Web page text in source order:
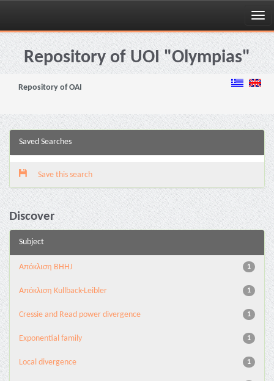
Skip
navigationRepository of UOI "Olympias"
Repository of OAI
Saved Searches
Save this search
Discover
Subject
1
Aπόκλιση BHHJ
1
Aπόκλιση Kullback-Leibler
1
Cressie and Read power divergence
1
Exponential family
1
Local divergence